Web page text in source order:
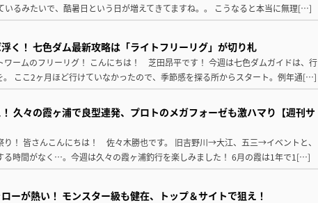
るみたいで、酷暑日という日が増えてきてますね。。 こうなると本当に無理[…]
く！ 七色ダム最新攻略は「ライトフリーリグ」が切り札
ワームのフリーリグ！ こんにちは！ 芝田昂平です！ 今週は七色ダムガイドは、行
。 ここ2ヶ月ほど行けていなかったので、季節感を探る所からスタート。例年通[…]
久々の霞ヶ浦で良型連発、プロトのメガフォーゼも激ハマり【週刊サ
り！ 皆さんこんにちは！ 佐々木勝也です。 旧吉野川→大江、五三→イベントと、
る時間がなく…。今週は久々の霞ヶ浦釣行を楽しみました！ 6月の霞は1年で1[…]
ローが熱い！ モンスター級も健在、トップ＆サイトで狙え！